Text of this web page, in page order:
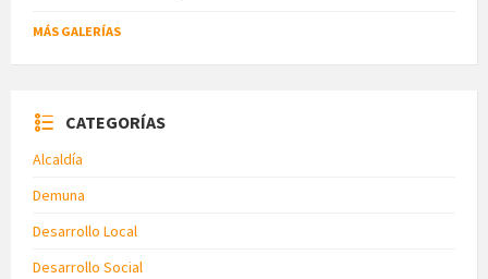
MÁS GALERÍAS
CATEGORÍAS
Alcaldía
Demuna
Desarrollo Local
Desarrollo Social